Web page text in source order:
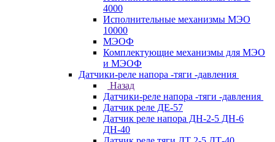
4000
Исполнительные механизмы МЭО
10000
МЭОФ
Комплектующие механизмы для МЭО
и МЭОФ
Датчики-реле напора -тяги -давления
Назад
Датчики-реле напора -тяги -давления
Датчик реле ДЕ-57
Датчик реле напора ДН-2-5 ДН-6
ДН-40